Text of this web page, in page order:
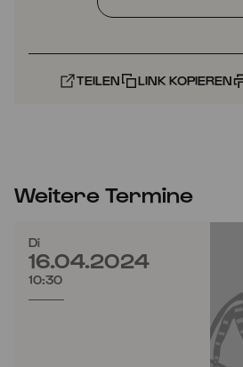
TEILEN LINK KOPIEREN
Weitere Termine
Di
16.04.2024
10:30